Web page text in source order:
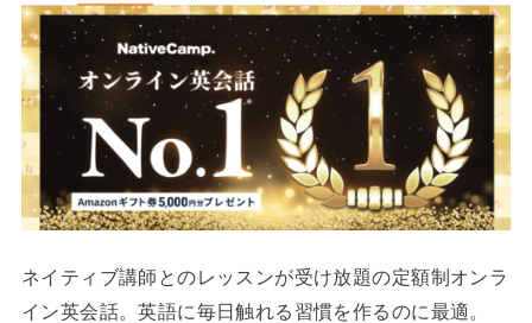
ネイティブ講師とのレッスンが受け放題の定額制オンラ
イン英会話。英語に毎日触れる習慣を作るのに最適。